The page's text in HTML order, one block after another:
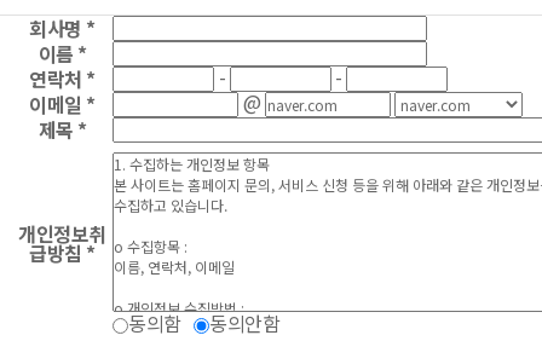
회사명 *
이름 *
연락처 *
-
-
이메일 *
@
제목 *
개인정보취
급방침 *
동의함 동의안함